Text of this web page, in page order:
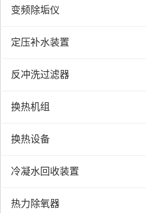
变频除垢仪
定压补水装置
反冲洗过滤器
换热机组
换热设备
冷凝水回收装置
热力除氧器